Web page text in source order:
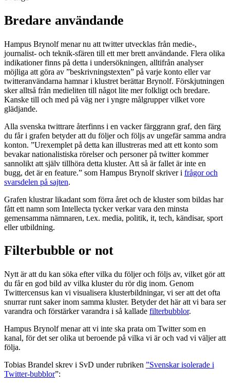
Bredare användande
Hampus Brynolf menar nu att twitter utvecklas från medie-,
journalist- och teknik-sfären till ett mer brett användande. Flera olika
indikationer finns på detta i undersökningen, alltifrån analyser
möjliga att göra av ”beskrivningstexten” på varje konto eller var
twitteranvändarna hamnar i klustret berättar Brynolf. Förskjutningen
sker alltså från medieliten till något lite mer folkligt och bredare.
Kanske till och med på väg ner i yngre målgrupper vilket vore
glädjande.
Alla svenska twittrare återfinns i en vacker färggrann graf, den färg
du får i grafen betyder att du följer och följs av ungefär samma andra
konton. ”Urexemplet på detta kan illustreras med att ett konto som
bevakar nationalistiska rörelser och personer på twitter kommer
sannolikt att själv tillhöra detta kluster. Att så är fallet är inte en
bugg, det är en feature.” som Hampus Brynolf skriver i frågor och
svarsdelen på sajten.
Grafen klustrar likadant som förra året och de kluster som bildas har
fått ett namn som Intellecta tycker verkar vara den minsta
gemensamma nämnaren, t.ex. media, politik, it, tech, kändisar, sport
eller utbildning.
Filterbubble or not
Nytt är att du kan söka efter vilka du följer och följs av, vilket gör att
du får en god bild av vilka kluster du rör dig inom. Genom
Twittercensus kan vi visualisera klusterbildningar, vi ser att det ofta
snurrar runt saker inom samma kluster. Betyder det här att vi bara ser
varandra och förstärker varandra i så kallade filterbubblor.
Hampus Brynolf menar att vi inte ska prata om Twitter som en
kanal, för det ser olika ut beroende på vilka vi är och vad vi väljer att
följa.
Tobias Brandel skrev i SvD under rubriken ”Svenskar isolerade i
Twitter-bubblor”: